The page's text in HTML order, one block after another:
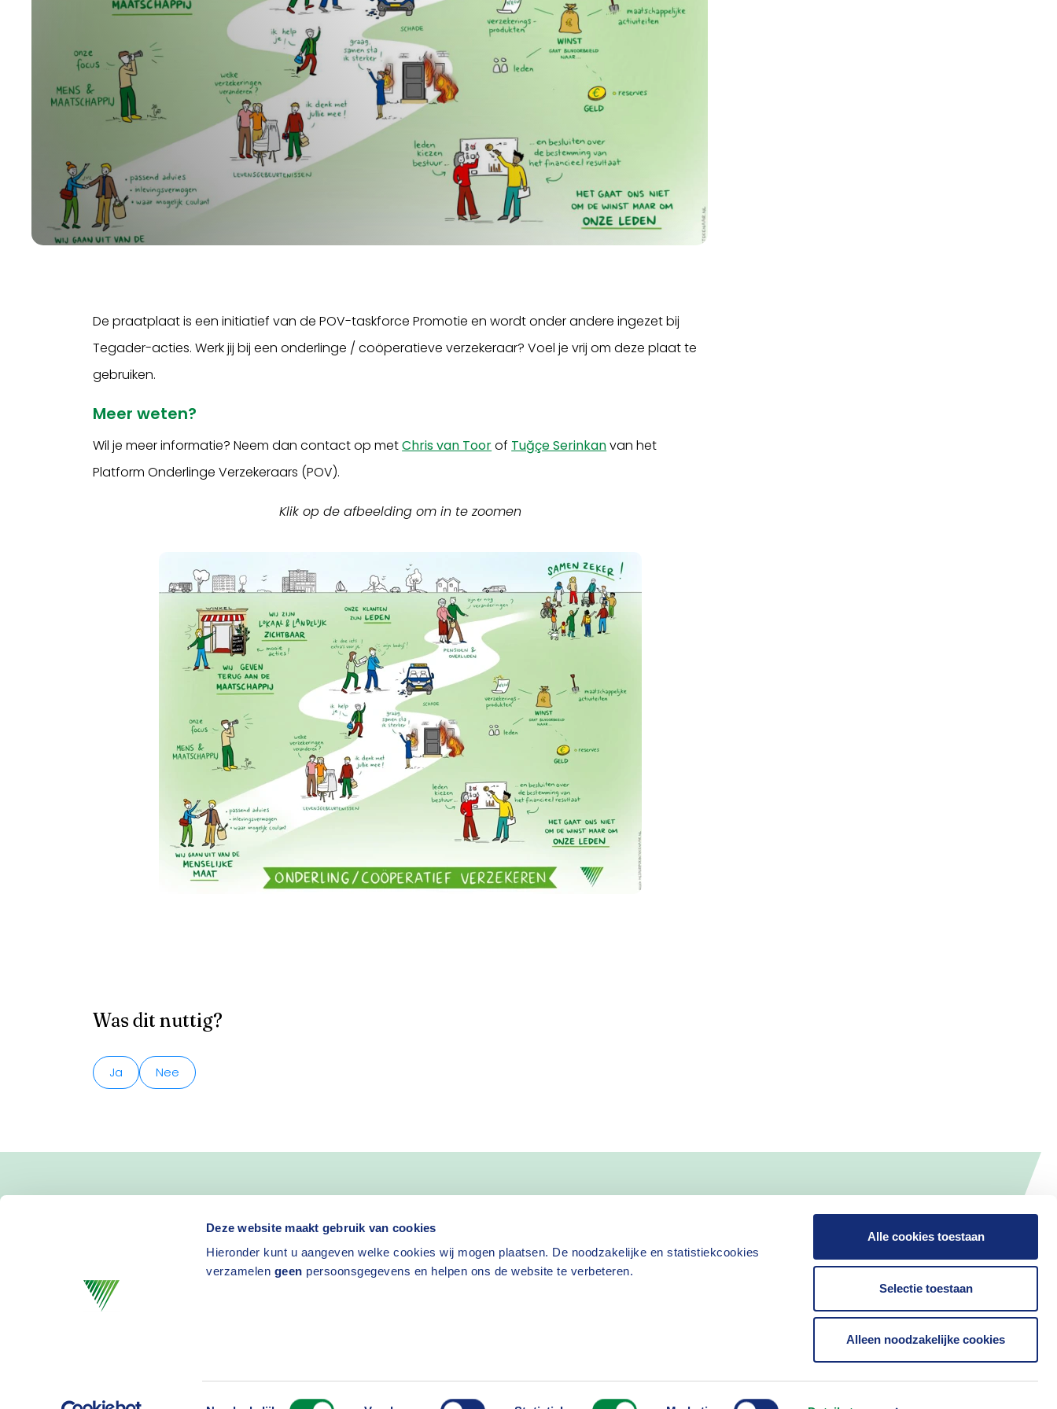
Deze website maakt gebruik van cookies
Hieronder kunt u aangeven welke cookies wij mogen plaatsen. De noodzakelijke en statistiekcookies
verzamelen geen persoonsgegevens en helpen ons de website te verbeteren.
Toestemmingsselectie
Alle cookies toestaan
Selectie toestaan
Alleen noodzakelijke cookies
De praatplaat is een initiatief van de POV-taskforce Promotie en wordt onder andere ingezet bij
Tegader-acties. Werk jij bij een onderlinge / coöperatieve verzekeraar? Voel je vrij om deze plaat te
gebruiken.
Meer weten?
Wil je meer informatie? Neem dan contact op metChris van Toorof Tuğçe Serinkanvan het
Platform Onderlinge Verzekeraars (POV).
Klik op de afbeelding om in te zoomen
Was dit nuttig?
Ja Nee
Blijf op de hoogte van nieuws
en activiteiten
Nieuwsbrief aanvragen